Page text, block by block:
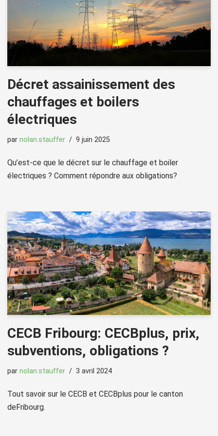
Décret assainissement des
chauffages et boilers
électriques
par nolan.stauffer 9 juin 2025
Qu’est-ce que le décret sur le chauffage et boiler
électriques ? Comment répondre aux obligations?
CECB Fribourg: CECBplus, prix,
subventions, obligations ?
par nolan.stauffer 3 avril 2024
Tout savoir sur le CECB et CECBplus pour le canton
deFribourg.